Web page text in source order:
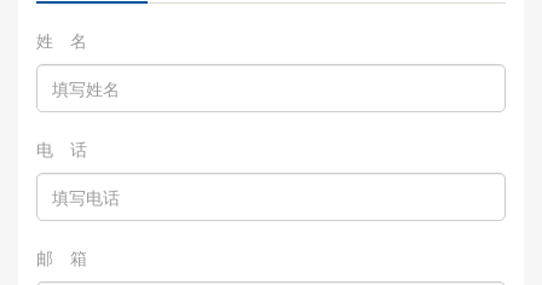
姓 名
电 话
邮 箱